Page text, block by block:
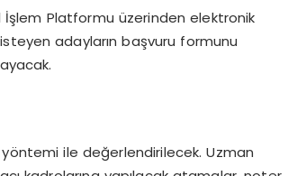
İşlem Platformu üzerinden elektronik
adayların başvuru formunu
ile değerlendirilecek. Uzman